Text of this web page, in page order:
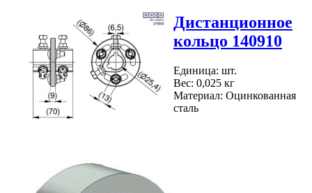
Дистанционное
кольцо 140910
Единица: шт.
Вес: 0,025 кг
Материал: Оцинкованная
сталь